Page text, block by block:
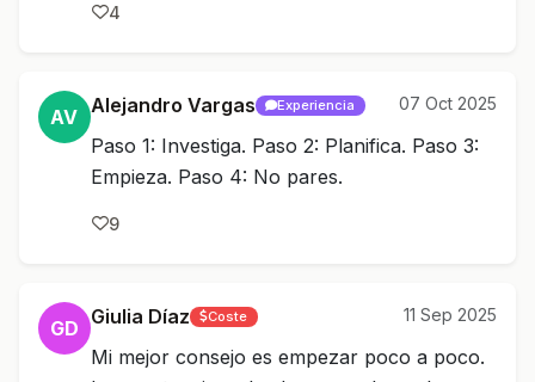
4
AV Alejandro Vargas Experiencia 07 Oct 2025
Paso 1: Investiga. Paso 2: Planifica. Paso 3:
Empieza. Paso 4: No pares.
9
GD Giulia Díaz Coste 11 Sep 2025
Mi mejor consejo es empezar poco a poco.